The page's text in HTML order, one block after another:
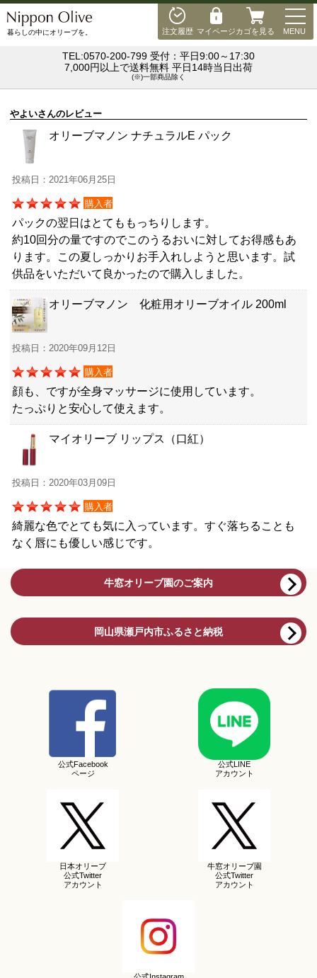
注文履歴 マイページカゴを見る MENU
暮らしの中にオリーブを。
TEL:0570-200-799 受付：平日9:00～17:30
7,000円以上で送料無料 平日14時当日出荷
(※)一部商品除く
やよいさんのレビュー
オリーブマノン ナチュラルE パック
投稿日：2021年06月25日
購入者
パックの翌日はとてももっちりします。
約10回分の量ですのでこのうるおいに対してお得感もあ
ります。この夏しっかりお手入れしようと思います。試
供品をいただいて良かったので購入しました。
オリーブマノン 化粧用オリーブオイル 200ml
投稿日：2020年09月12日
購入者
顔も、ですが全身マッサージに使用しています。
たっぷりと安心して使えます。
マイオリーブ リップス（口紅）
投稿日：2020年03月09日
購入者
綺麗な色でとても気に入っています。すぐ落ちることも
なく唇にも優しい感じです。
牛窓オリーブ園のご案内
岡山県瀬戸内市ふるさと納税
公式Facebook
ページ
公式LINE
アカウント
日本オリーブ
公式Twitter
アカウント
牛窓オリーブ園
公式Twitter
アカウント